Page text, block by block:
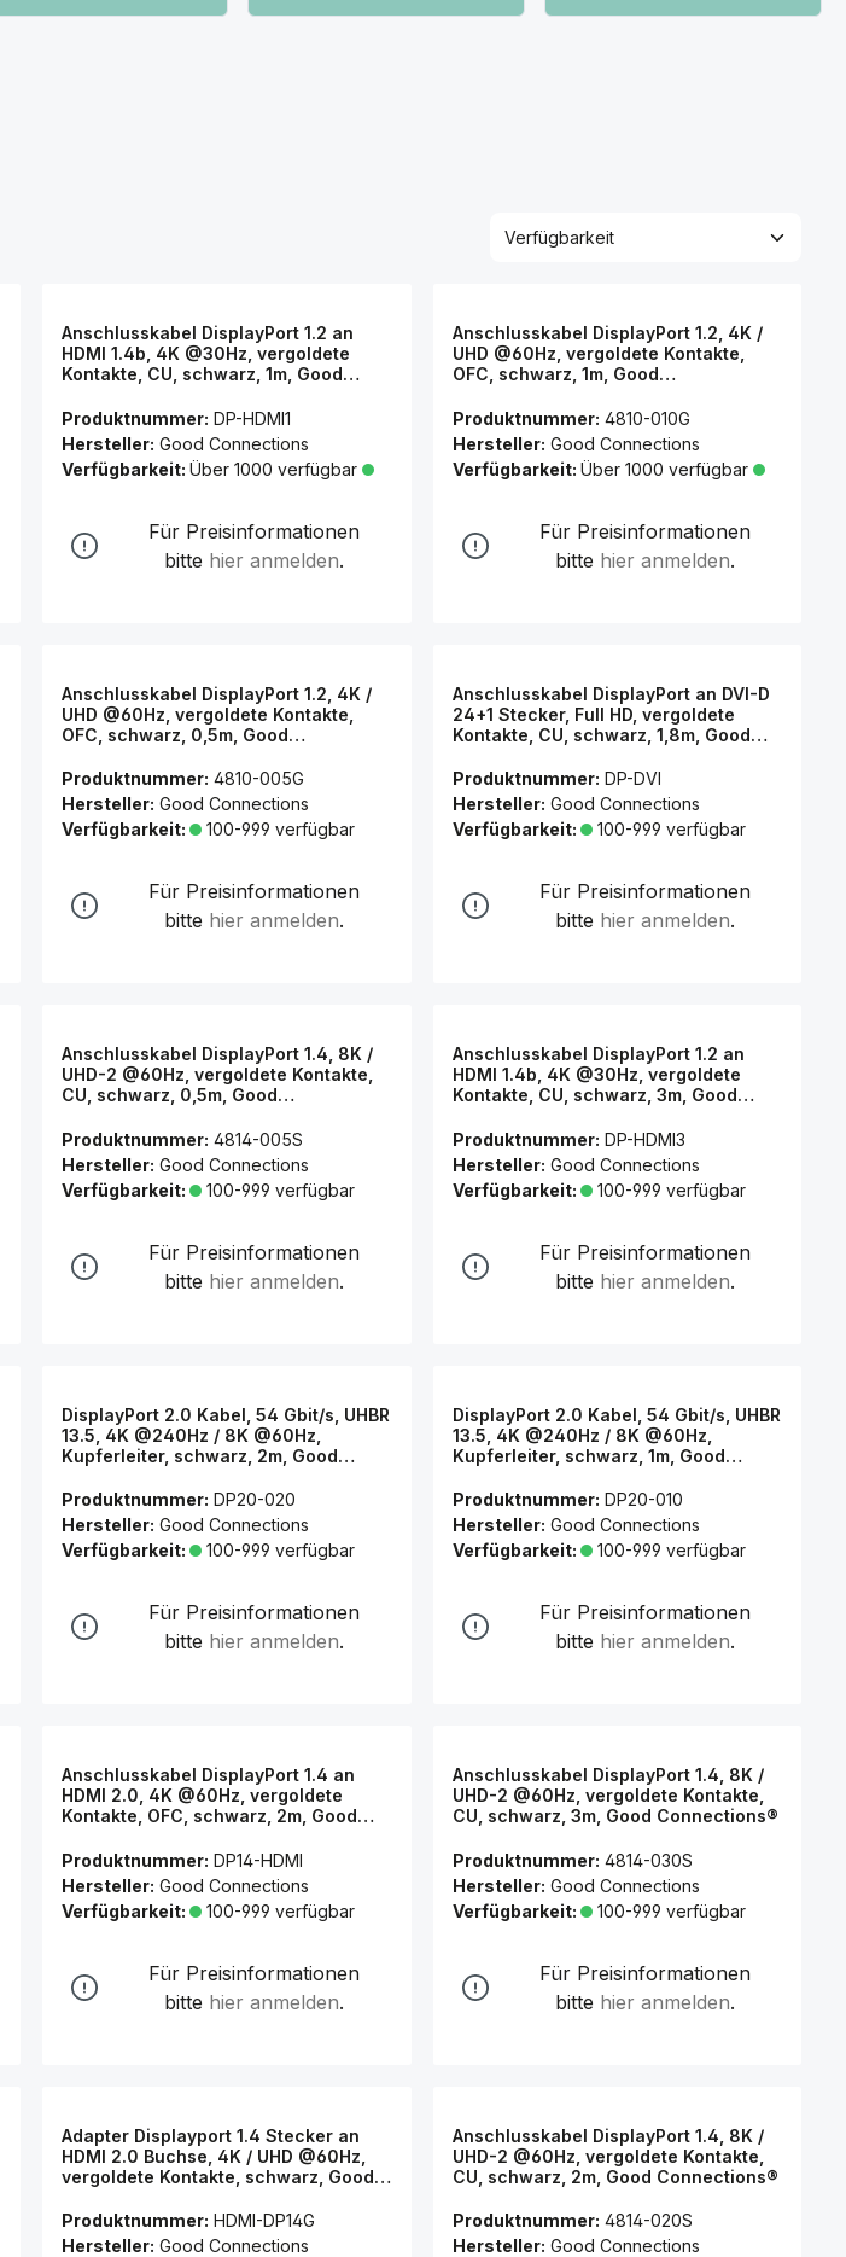
Anschlusskabel DisplayPort 1.2 an
HDMI 1.4b, 4K @30Hz, vergoldete
Kontakte, CU, schwarz, 1m, Good
Produktnummer: DP-HDMI1
Hersteller: Good Connections
Verfügbarkeit:Über 1000 verfügbar
Für Preisinformationen
bitte hier anmelden.
Anschlusskabel DisplayPort 1.2, 4K /
UHD @60Hz, vergoldete Kontakte,
OFC, schwarz, 1m, Good
Produktnummer: 4810-010G
Hersteller: Good Connections
Verfügbarkeit: Über 1000 verfügbar
Für Preisinformationen
bitte hier anmelden.
Anschlusskabel DisplayPort 1.2, 4K /
UHD @60Hz, vergoldete Kontakte,
OFC, schwarz, 0,5m, Good
Produktnummer: 4810-005G
Hersteller: Good Connections
Verfügbarkeit:
100-999 verfügbar
Für Preisinformationen
bitte hier anmelden.
Anschlusskabel DisplayPort an DVI-D
24+1 Stecker, Full HD, vergoldete
Kontakte, CU, schwarz, 1,8m, Good
Produktnummer: DP-DVI
Hersteller: Good Connections
Verfügbarkeit:
100-999 verfügbar
Für Preisinformationen
bitte hier anmelden.
Anschlusskabel DisplayPort 1.4, 8K /
UHD-2 @60Hz, vergoldete Kontakte,
CU, schwarz, 0,5m, Good
Produktnummer: 4814-005S
Hersteller: Good Connections
Verfügbarkeit:
100-999 verfügbar
Für Preisinformationen
bitte hier anmelden.
Anschlusskabel DisplayPort 1.2 an
HDMI 1.4b, 4K @30Hz, vergoldete
Kontakte, CU, schwarz, 3m, Good
Produktnummer: DP-HDMI3
Hersteller: Good Connections
Verfügbarkeit:
100-999 verfügbar
Für Preisinformationen
bitte hier anmelden.
DisplayPort 2.0 Kabel, 54 Gbit/s, UHBR
13.5, 4K @240Hz / 8K @60Hz,
Kupferleiter, schwarz, 2m, Good
Produktnummer: DP20-020
Hersteller: Good Connections
Verfügbarkeit:
100-999 verfügbar
Für Preisinformationen
bitte hier anmelden.
DisplayPort 2.0 Kabel, 54 Gbit/s, UHBR
13.5, 4K @240Hz / 8K @60Hz,
Kupferleiter, schwarz, 1m, Good
Produktnummer: DP20-010
Hersteller: Good Connections
Verfügbarkeit:
100-999 verfügbar
Für Preisinformationen
bitte hier anmelden.
Anschlusskabel DisplayPort 1.4 an
HDMI 2.0, 4K @60Hz, vergoldete
Kontakte, OFC, schwarz, 2m, Good
Produktnummer: DP14-HDMI
Hersteller: Good Connections
Verfügbarkeit:
100-999 verfügbar
Für Preisinformationen
bitte hier anmelden.
Anschlusskabel DisplayPort 1.4, 8K /
UHD-2 @60Hz, vergoldete Kontakte,
CU, schwarz, 3m, Good Connections®
Produktnummer: 4814-030S
Hersteller: Good Connections
Verfügbarkeit:
100-999 verfügbar
Für Preisinformationen
bitte hier anmelden.
Adapter Displayport 1.4 Stecker an
HDMI 2.0 Buchse, 4K / UHD @60Hz,
vergoldete Kontakte, schwarz, Good
Produktnummer: HDMI-DP14G
Hersteller: Good Connections
Anschlusskabel DisplayPort 1.4, 8K /
UHD-2 @60Hz, vergoldete Kontakte,
CU, schwarz, 2m, Good Connections®
Produktnummer: 4814-020S
Hersteller: Good Connections